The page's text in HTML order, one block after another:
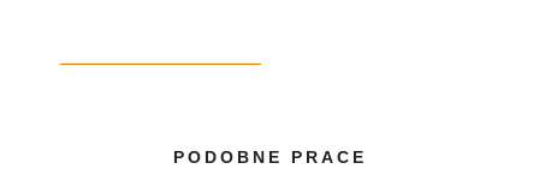
PODOBNE PRACE